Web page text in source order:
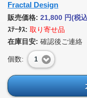
Fractal Design
販売価格: 21,800 円(税
ｽﾃｰﾀｽ: 取り寄せ品
在庫目安: 確認後ご連絡
個数: 1